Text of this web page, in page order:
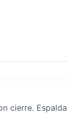
cierre.